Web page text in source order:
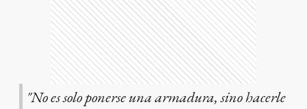
"No es solo ponerse una armadura, sino hacerle